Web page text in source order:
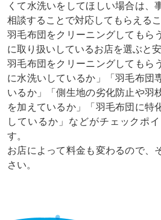
くて水洗いをしてほしい場合は、
相談することで対応してもらえる
羽毛布団をクリーニングしてもら
に取り扱いしているお店を選ぶと安
羽毛布団をクリーニングしてもら
に水洗いしているか」「羽毛布団
いるか」「側生地の劣化防止や羽
を加えているか」「羽毛布団に特
しているか」などがチェックポ
す。
お店によって料金も変わるので、
さい。